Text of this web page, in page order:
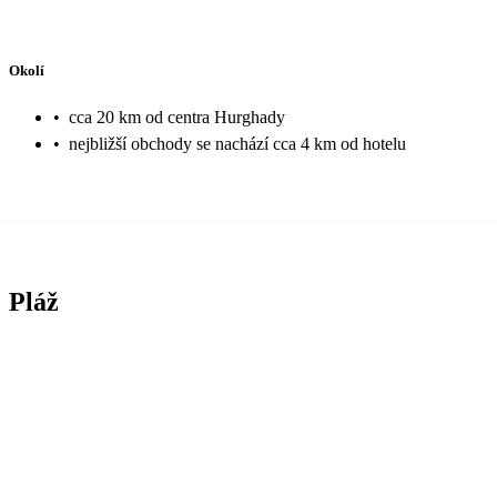
Okolí
• cca 20 km od centra Hurghady
• nejbližší obchody se nachází cca 4 km od hotelu
Pláž